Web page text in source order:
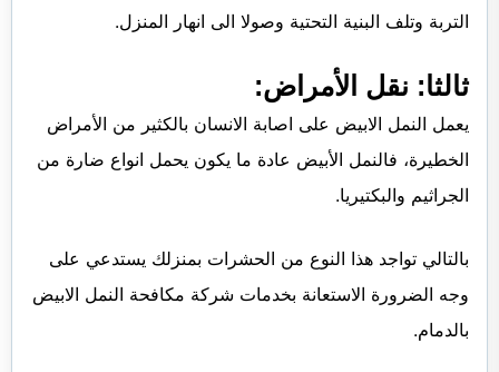
التربة وتلف البنية التحتية وصولا الى انهار المنزل.
ثالثا: نقل الأمراض:
يعمل النمل الابيض على اصابة الانسان بالكثير من الأمراض
الخطيرة، فالنمل الأبيض عادة ما يكون يحمل انواع ضارة من
الجراثيم والبكتيريا.
بالتالي تواجد هذا النوع من الحشرات بمنزلك يستدعي على
وجه الضرورة الاستعانة بخدمات شركة مكافحة النمل الابيض
بالدمام.